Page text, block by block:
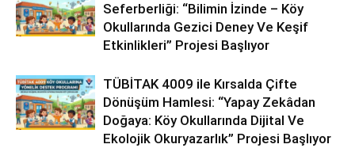
Seferberliği: “Bilimin İzinde – Köy
Okullarında Gezici Deney Ve Keşif
Etkinlikleri” Projesi Başlıyor
TÜBİTAK 4009 ile Kırsalda Çifte
Dönüşüm Hamlesi: “Yapay Zekâdan
Doğaya: Köy Okullarında Dijital Ve
Ekolojik Okuryazarlık” Projesi Başlıyor